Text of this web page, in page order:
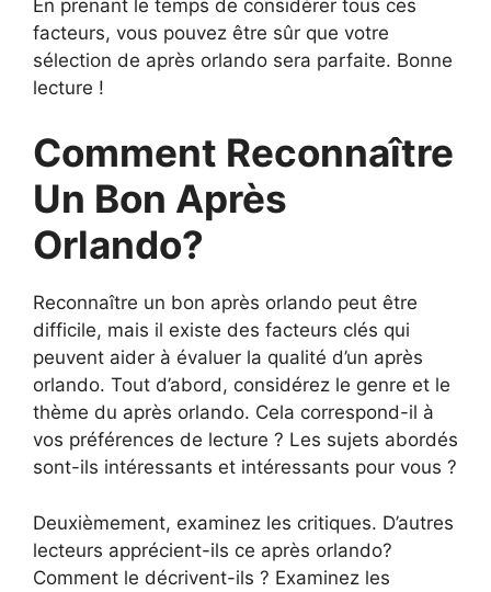
En prenant le temps de considérer tous ces
facteurs, vous pouvez être sûr que votre
sélection de après orlando sera parfaite. Bonne
lecture !
Comment Reconnaître
Un Bon Après
Orlando?
Reconnaître un bon après orlando peut être
difficile, mais il existe des facteurs clés qui
peuvent aider à évaluer la qualité d’un après
orlando. Tout d’abord, considérez le genre et le
thème du après orlando. Cela correspond-il à
vos préférences de lecture ? Les sujets abordés
sont-ils intéressants et intéressants pour vous ?
Deuxièmement, examinez les critiques. D’autres
lecteurs apprécient-ils ce après orlando?
Comment le décrivent-ils ? Examinez les